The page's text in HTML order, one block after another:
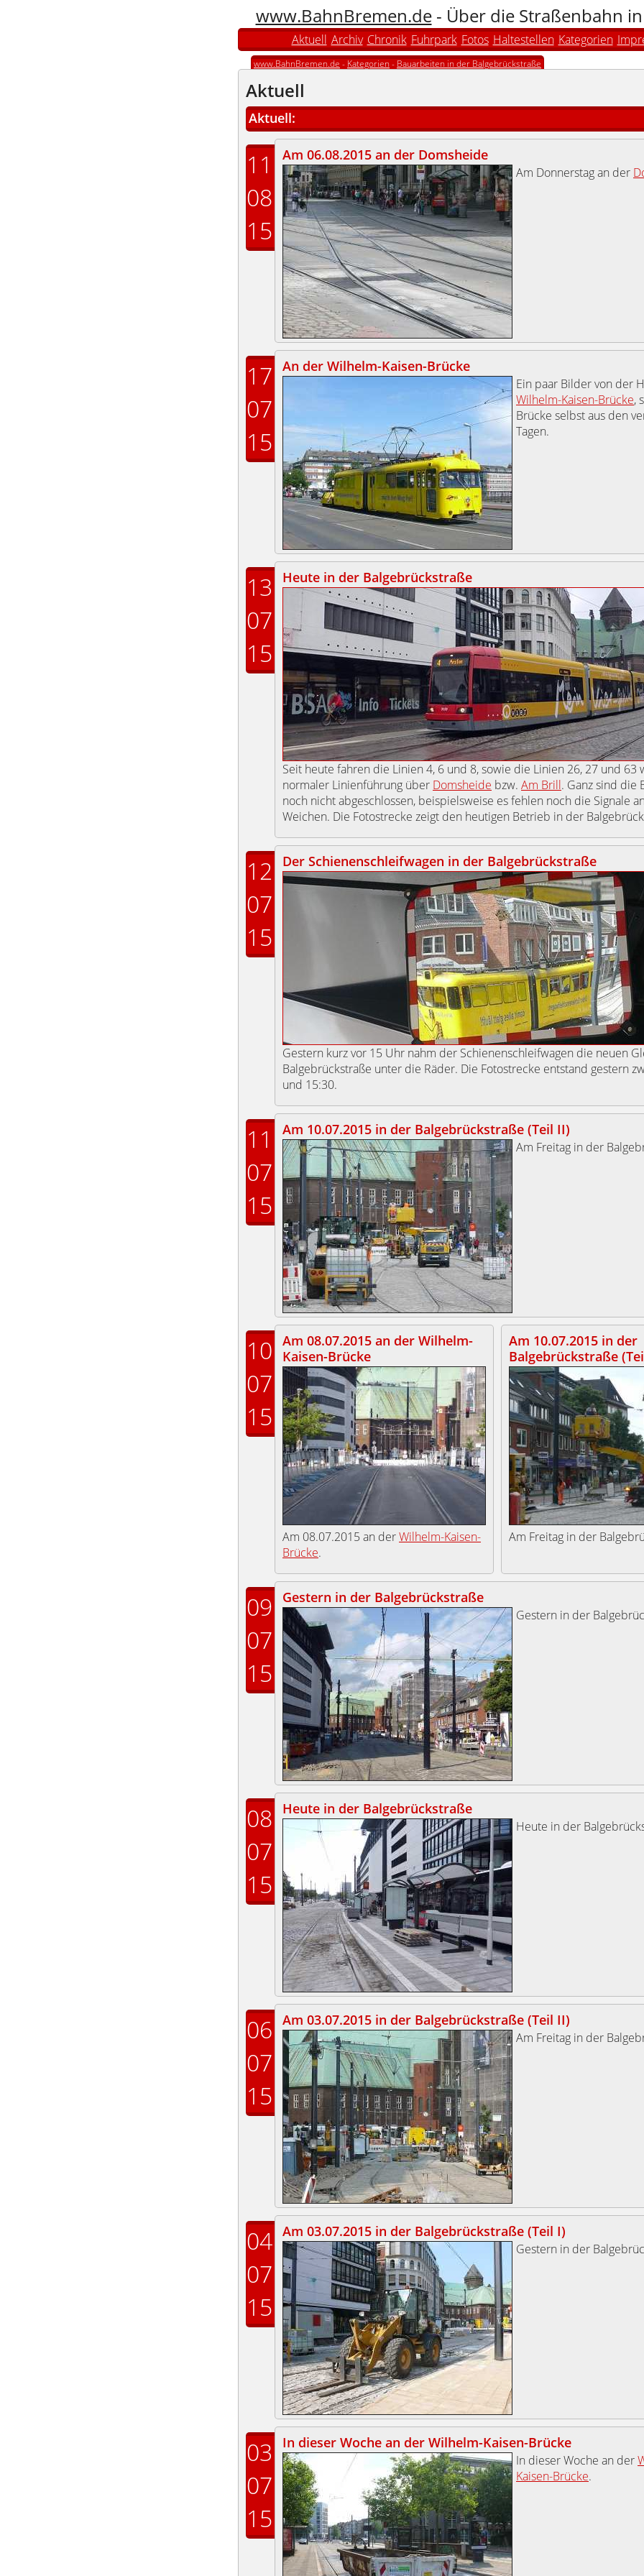
www.BahnBremen.de- Über die Straßenbahn
Aktuell Archiv Chronik Fuhrpark Fotos Haltestellen Kategorien
www.BahnBremen.de - Kategorien - Bauarbeiten in der Balgebrückstraße
Aktuell
Aktuell:
11
08
15
Am 06.08.2015 an der Domsheide
Am Donnerstag an der
17
07
15
An der Wilhelm-Kaisen-Brücke
Ein paar Bilder von der
Wilhelm-Kaisen-Brücke,
Brücke selbst aus den
Tagen.
13
07
15
Heute in der Balgebrückstraße
Seit heute fahren die Linien 4, 6 und 8, sowie die Linien 26, 27 und 63
normaler Linienführung über Domsheide bzw. Am Brill. Ganz sind die
noch nicht abgeschlossen, beispielsweise es fehlen noch die Signale
Weichen. Die Fotostrecke zeigt den heutigen Betrieb in der
12
07
15
Der Schienenschleifwagen in der Balgebrückstraße
Gestern kurz vor 15 Uhr nahm der Schienenschleifwagen die neuen
Balgebrückstraße unter die Räder. Die Fotostrecke entstand gestern
und 15:30.
11
07
15
Am 10.07.2015 in der Balgebrückstraße (Teil II)
Am Freitag in der
10
07
15
Am 08.07.2015 an der Wilhelm-
Kaisen-Brücke
Am 08.07.2015 an derWilhelm-Kaisen-
Brücke.
Am 10.07.2015 in der
Balgebrückstraße
Am Freitag in der
09
07
15
Gestern in der Balgebrückstraße
Gestern in der
08
07
15
Heute in der Balgebrückstraße
Heute in der
06
07
15
Am 03.07.2015 in der Balgebrückstraße (Teil II)
Am Freitag in der
04
07
15
Am 03.07.2015 in der Balgebrückstraße (Teil I)
Gestern in der
03
07
15
In dieser Woche an der Wilhelm-Kaisen-Brücke
In dieser Woche an der
Kaisen-Brücke.